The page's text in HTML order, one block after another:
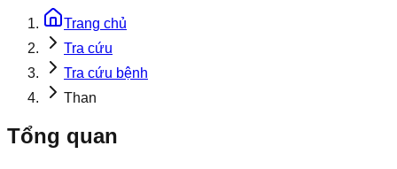
Trang chủ
Tra cứu
Tra cứu bệnh
Than
Tổng quan